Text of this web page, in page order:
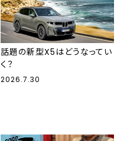
話題の新型X5はどうなってい
く？
2026.7.30